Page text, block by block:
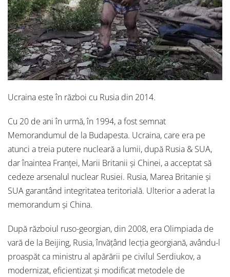
Ucraina este în război cu Rusia din 2014.
Cu 20 de ani în urmă, în 1994, a fost semnat
Memorandumul de la Budapesta. Ucraina, care era pe
atunci a treia putere nucleară a lumii, după Rusia & SUA,
dar înaintea Franței, Marii Britanii și Chinei, a acceptat să
cedeze arsenalul nuclear Rusiei. Rusia, Marea Britanie și
SUA garantând integritatea teritorială. Ulterior a aderat la
memorandum și China.
După războiul ruso-georgian, din 2008, era Olimpiada de
vară de la Beijing, Rusia, învățând lecția georgiană, avându-l
proaspăt ca ministru al apărării pe civilul Serdiukov, a
modernizat, eficientizat și modificat metodele de